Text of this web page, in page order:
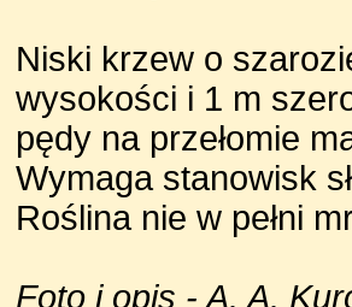
Niski krzew o
wysokości i 1 m
pędy na przełomie
Wymaga stanowisk
Roślina nie w pełni
Foto i opis - A. A.